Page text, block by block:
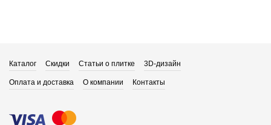
Каталог Скидки Статьи о плитке 3D-дизайн
Оплата и доставка О компании Контакты